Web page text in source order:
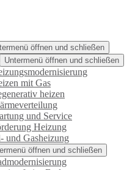
öffnen und schließen
Untermenü öffnen und schließen
mit Gas
heizen
und Service
Heizung
und Gasheizung
öffnen und schließen